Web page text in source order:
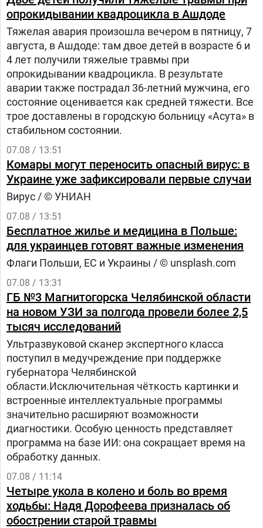
опрокидывании квадроцикла в Ашдоде
Тяжелая авария произошла вечером в пятницу, 7
августа, в Ашдоде: там двое детей в возрасте 6 и
4 лет получили тяжелые травмы при
опрокидывании квадроцикла. В результате
аварии также пострадал 36-летний мужчина, его
состояние оценивается как средней тяжести. Все
трое доставлены в городскую больницу «Асута» в
стабильном состоянии.
07.08 / 13:51
Комары могут переносить опасный вирус: в
Украине уже зафиксировали первые случаи
Вирус / © УНИАН
07.08 / 13:51
Бесплатное жилье и медицина в Польше:
для украинцев готовят важные изменения
Флаги Польши, ЕС и Украины / © unsplash.com
07.08 / 13:31
ГБ №3 Магнитогорска Челябинской области
на новом УЗИ за полгода провели более 2,5
тысяч исследований
Ультразвуковой сканер экспертного класса
поступил в медучреждение при поддержке
губернатора Челябинской
области.Исключительная чёткость картинки и
встроенные интеллектуальные программы
значительно расширяют возможности
диагностики. Особую ценность представляет
программа на базе ИИ: она сокращает время на
обработку данных.
07.08 / 11:14
Четыре укола в колено и боль во время
ходьбы: Надя Дорофеева призналась об
обострении старой травмы